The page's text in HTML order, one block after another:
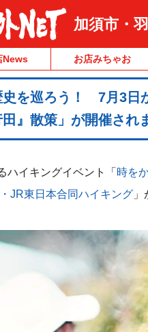
加須市・
News お店みちゃお
史を巡ろう！ 7月3日
』散策」が開催され
ハイキングイベント「時を
JR東日本合同ハイキング